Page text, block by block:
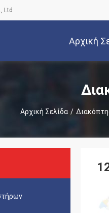
Ltd
Αρχική
Αρχική Σελίδα /